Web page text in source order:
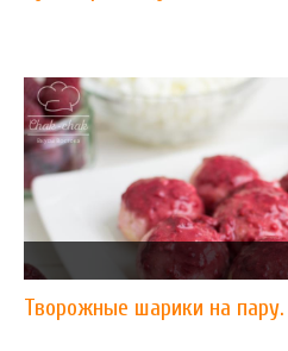
Творожные шарики на пару.